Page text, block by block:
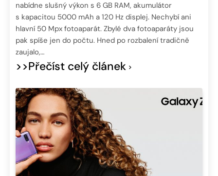
nabídne slušný výkon s 6 GB RAM, akumulátor
s kapacitou 5000 mAh a 120 Hz displej. Nechybí ani
hlavní 50 Mpx fotoaparát. Zbylé dva fotoaparáty jsou
pak spíše jen do počtu. Hned po rozbalení tradičně
zaujalo,…
>>Přečíst celý článek